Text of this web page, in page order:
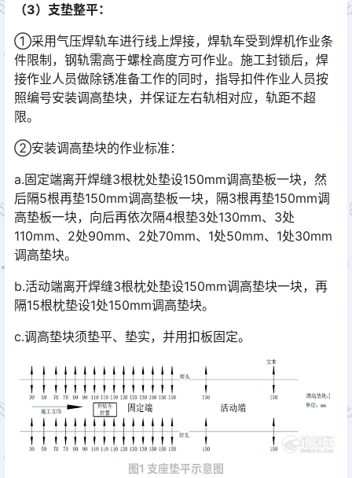
（3）支垫整平：
①采用气压焊轨车进行线上焊接，焊轨车受到焊机作业条
件限制，钢轨需高于螺栓高度方可作业。施工封锁后，焊
接作业人员做除锈准备工作的同时，指导扣件作业人员按
照编号安装调高垫块，并保证左右轨相对应，轨距不超
限。󠅅󠅃󠄵󠅂󠄪󠇖󠆨󠆨󠇕󠆞󠆒󠅬󠇘󠆭󠆘󠇙󠆝󠅵󠇗󠆭󠆁󠄐󠇗󠅹󠅸󠇖󠆍󠅳󠇖󠅹󠅰󠇖󠆌󠅹
②安装调高垫块的作业标准：
a.固定端离开焊缝3根枕处垫设150mm调高垫板一块，然
后隔5根再垫150mm调高垫板一块，隔3根再垫150mm调
高垫板一块，向后再依次隔4根垫3处130mm、3处
110mm、2处90mm、2处70mm、1处50mm、1处30mm
调高垫块。󠅅󠅃󠄵󠅂󠄪󠇖󠆨󠆨󠇕󠆞󠆒󠅬󠇘󠆭󠆘󠇙󠆝󠅵󠇗󠆭󠆁󠄐󠇗󠅹󠅸󠇖󠆍󠅳󠇖󠅹󠅰󠇖󠆌󠅹
b.活动端离开焊缝3根枕处垫设150mm调高垫块一块，再
隔15根枕垫设1处150mm调高垫块。
c.调高垫块须垫平、垫实，并用扣板固定。
图1 支座垫平示意图